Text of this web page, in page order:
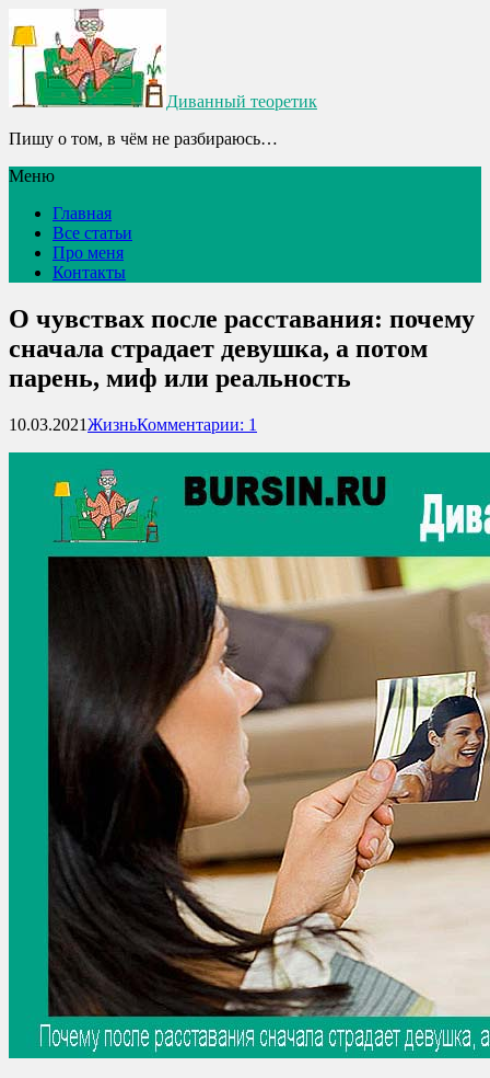
Диванный теоретик
Пишу о том, в чём не разбираюсь…
Меню
Главная
Все статьи
Про меня
Контакты
О чувствах после расставания: почему
сначала страдает девушка, а потом
парень, миф или реальность
10.03.2021ЖизньКомментарии: 1